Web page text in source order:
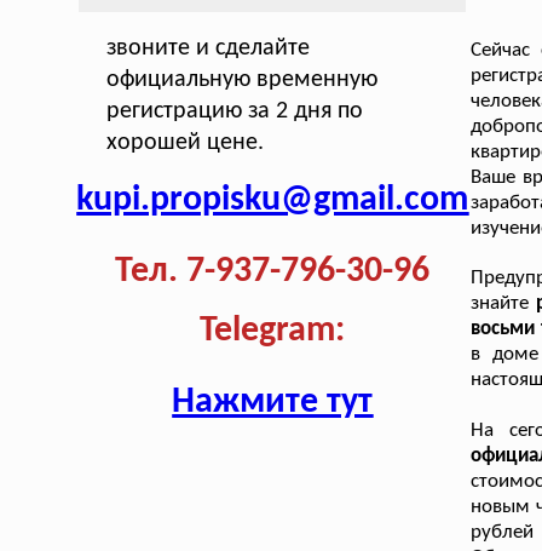
звоните и сделайте
официальную временную
регистрацию за 2 дня по
хорошей цене.
kupi.propisku@gmail.com
Тел. 7-937-796-30-96
Telegram:
Нажмите тут
Сейчас
Ваше
знайте
восьми
в доме
На
новым